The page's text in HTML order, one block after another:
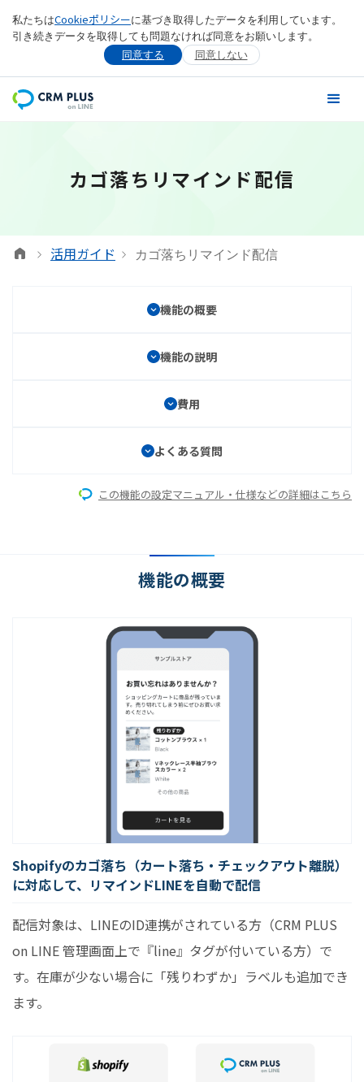
私たちはCookieポリシーに基づき取得したデータを利用しています。
引き続きデータを取得しても問題なければ同意をお願いします。
同意する
同意しない
カゴ落ちリマインド配信
活用ガイド カゴ落ちリマインド配信
機能の概要
機能の説明
費用
よくある質問
この機能の設定マニュアル・仕様などの詳細はこちら
機能の概要
Shopifyのカゴ落ち（カート落ち・チェックアウト離脱）
に対応して、リマインドLINEを自動で配信
配信対象は、LINEのID連携がされている方（CRM PLUS
on LINE 管理画面上で『line』タグが付いている方）で
す。在庫が少ない場合に「残りわずか」ラベルも追加でき
ます。